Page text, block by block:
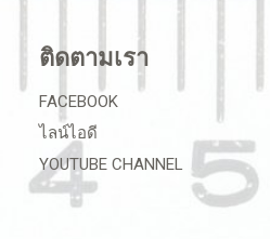
ติดตามเรา
FACEBOOK
ไลน์ไอดี
YOUTUBE CHANNEL